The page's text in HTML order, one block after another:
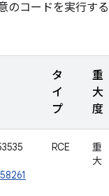
のコードを実行す
タ
イ
プ
重
大
度
RCE
重
大